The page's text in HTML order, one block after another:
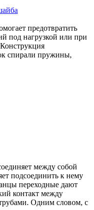
предотвратить
под нагрузкой или при
спирали пружины,
между собой
подсоединить к нему
переходные дают
контакт между
Одним словом, с